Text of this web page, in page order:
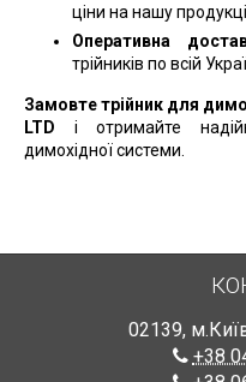
ціни на нашу
Оперативна
трійників по всій
Замовте трійник для
LTD і отримайте
димохідної системи.
02139,
+38